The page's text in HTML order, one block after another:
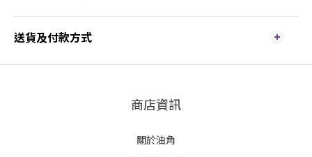
送貨及付款方式
商店資訊
關於油角